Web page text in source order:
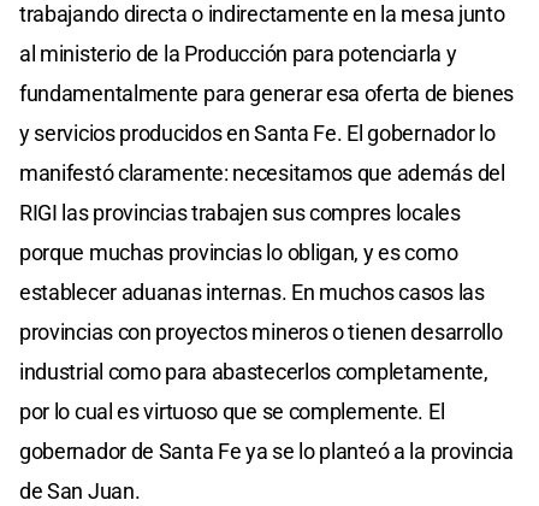
trabajando directa o indirectamente en la mesa junto
al ministerio de la Producción para potenciarla y
fundamentalmente para generar esa oferta de bienes
y servicios producidos en Santa Fe. El gobernador lo
manifestó claramente: necesitamos que además del
RIGI las provincias trabajen sus compres locales
porque muchas provincias lo obligan, y es como
establecer aduanas internas. En muchos casos las
provincias con proyectos mineros o tienen desarrollo
industrial como para abastecerlos completamente,
por lo cual es virtuoso que se complemente. El
gobernador de Santa Fe ya se lo planteó a la provincia
de San Juan.